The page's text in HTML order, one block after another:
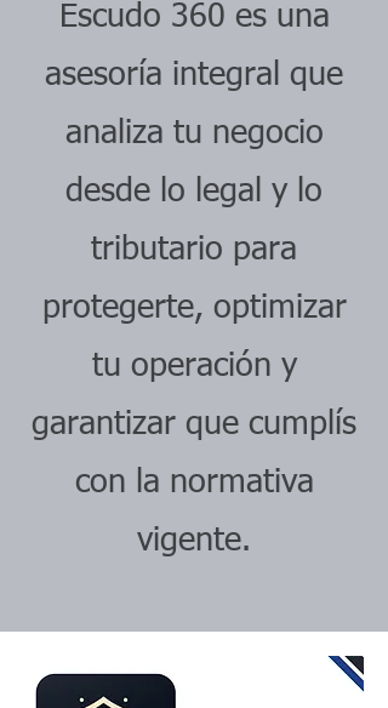
Escudo 360 es una
asesoría integral que
analiza tu negocio
desde lo legal y lo
tributario para
protegerte, optimizar
tu operación y
garantizar que cumplís
con la normativa
vigente.